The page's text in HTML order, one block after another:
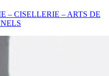
– CISELLERIE – ARTS DE